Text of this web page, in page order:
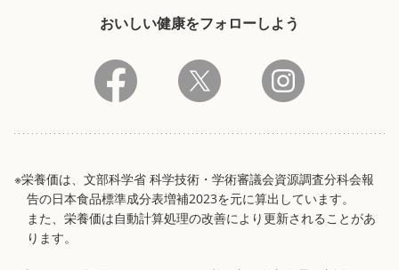
おいしい健康をフォローしよう
※栄養価は、文部科学省 科学技術・学術審議会資源調査分科会報
告の日本食品標準成分表増補2023を元に算出しています。
また、栄養価は自動計算処理の改善により更新されることがあ
ります。